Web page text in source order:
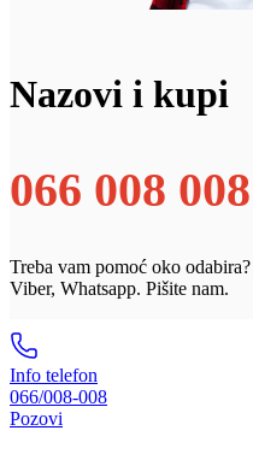
Nazovi i kupi
066 008 008
Treba vam pomoć oko
Viber, Whatsapp. Pišite nam.
Info telefon
066/008-008
Pozovi